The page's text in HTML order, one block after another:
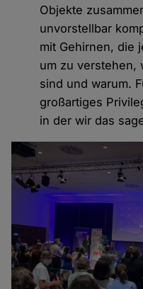
Objekte
unvorstellbar
mit Gehirnen, die
um zu verstehen,
sind und warum.
großartiges
in der wir das